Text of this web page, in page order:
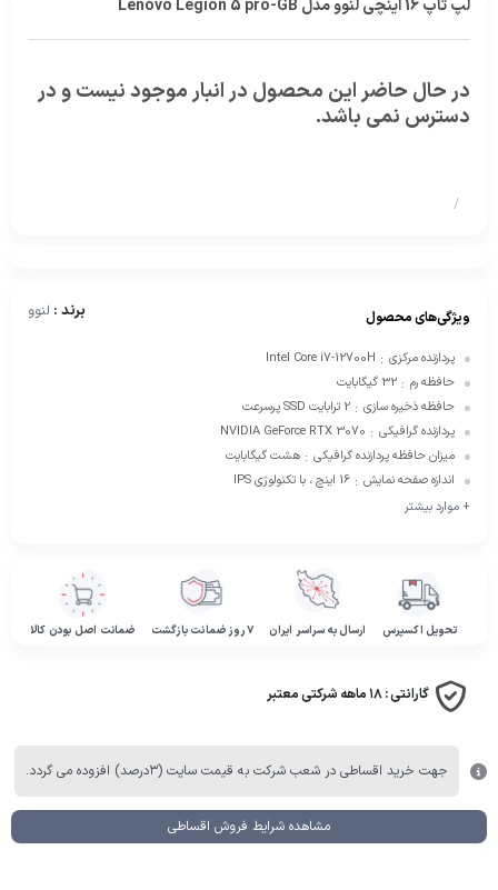
لپ تاپ 16 اینچی لنوو مدل Lenovo Legion 5 pro-GB
در حال حاضر این محصول در انبار موجود نیست و در
دسترس نمی باشد.
/
برند : لنوو ویژگی‌های محصول
پردازنده مرکزی :
Intel Core i7-12700H
حافظه رم : 32 گیگابایت
حافظه ذخیره سازی : 2 ترابایت SSD پرسرعت
پردازنده گرافیکی :
NVIDIA GeForce RTX 3070
میزان حافظه پردازنده گرافیکی : هشت گیگابایت
اندازه صفحه نمایش : 16 اینچ ، با تکنولوژی IPS
+ موارد بیشتر
تحویل اکسپرس ارسال به سراسر ایران ۷ روز ضمانت بازگشت ضمانت اصل بودن کالا
گارانتی :۱۸ ماهه شرکتی معتبر
جهت خرید اقساطی در شعب شرکت به قیمت سایت (۳درصد) افزوده می گردد.
مشاهده شرایط فروش اقساطی